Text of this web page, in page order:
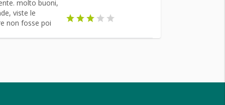
molto buoni,
viste le
non fosse poi